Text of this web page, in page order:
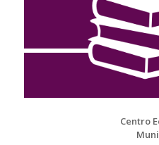
Centro